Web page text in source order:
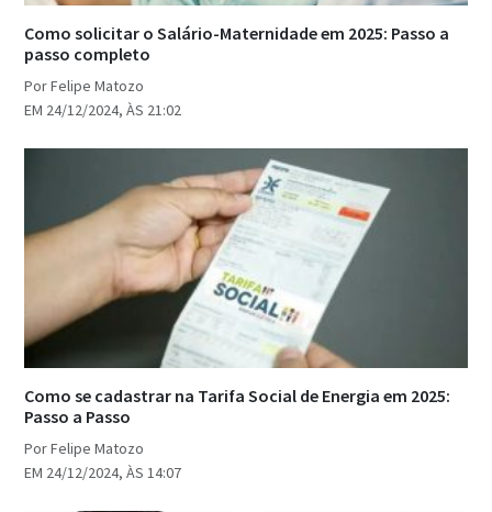
Como solicitar o Salário-Maternidade em 2025: Passo a
passo completo
Por Felipe Matozo
EM 24/12/2024, ÀS 21:02
Como se cadastrar na Tarifa Social de Energia em 2025:
Passo a Passo
Por Felipe Matozo
EM 24/12/2024, ÀS 14:07